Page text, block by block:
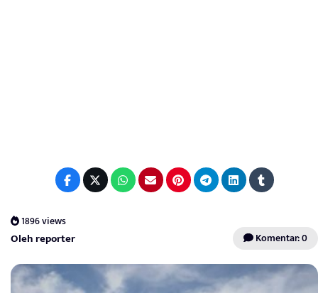
1896 views
Oleh reporter Komentar: 0